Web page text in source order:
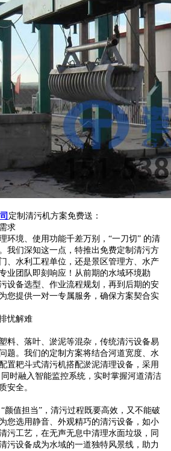
定制清污机方案免费送：
求
环境、使用功能千差万别，“一刀切” 的清
我们深知这一点，特推出免费定制清污方
、水利工程单位，还是景区管理方、水产
业团队即刻响应！从前期的水域环境勘
设备选型、作业流程规划，再到后期的安
您提供一对一专属服务，确保方案契合实
忧解难
料、落叶、淤泥等混杂，传统清污设备易
题。我们的定制方案将结合河道宽度、水
置耙斗式清污机搭配淤泥清理设备，采用
时融入智能监控系统，实时掌握河道清洁
安全。
颜值担当”，清污过程既要高效，又不能破
您选用静音、外观精巧的清污设备，如小
污工艺，在无声无息中清理水面垃圾，同
污设备成为水域的一道独特风景线，助力